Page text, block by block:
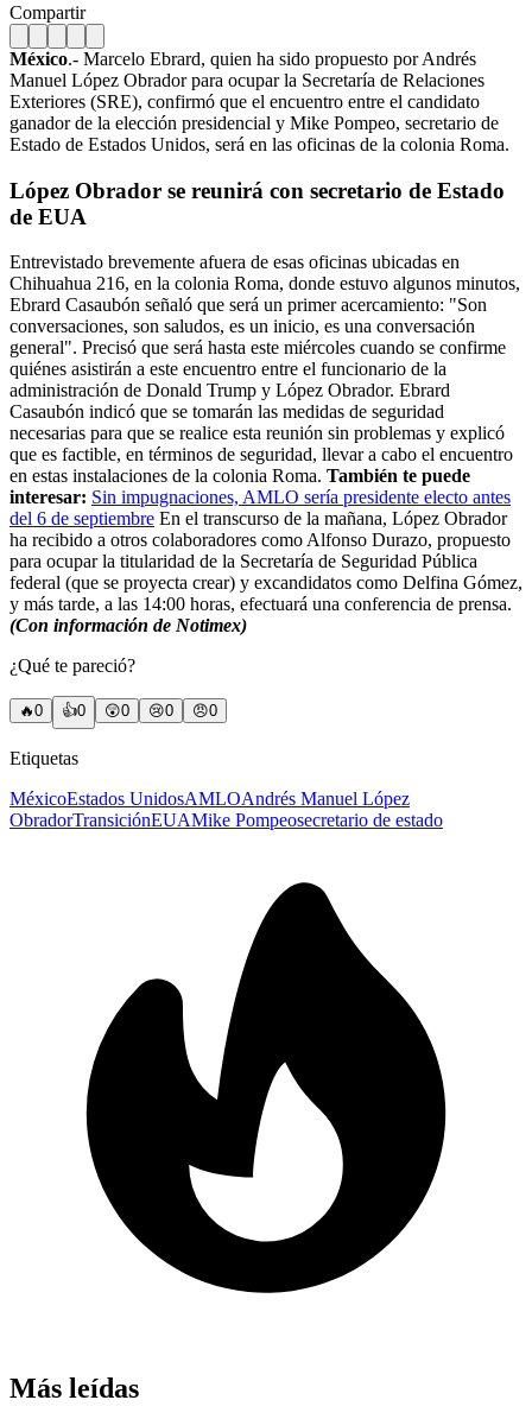
Compartir
México.- Marcelo Ebrard, quien ha sido propuesto por Andrés
Manuel López Obrador para ocupar la Secretaría de Relaciones
Exteriores (SRE), confirmó que el encuentro entre el candidato
ganador de la elección presidencial y Mike Pompeo, secretario de
Estado de Estados Unidos, será en las oficinas de la colonia Roma.
López Obrador se reunirá con secretario de Estado
de EUA
Entrevistado brevemente afuera de esas oficinas ubicadas en
Chihuahua 216, en la colonia Roma, donde estuvo algunos minutos,
Ebrard Casaubón señaló que será un primer acercamiento: "Son
conversaciones, son saludos, es un inicio, es una conversación
general". Precisó que será hasta este miércoles cuando se confirme
quiénes asistirán a este encuentro entre el funcionario de la
administración de Donald Trump y López Obrador. Ebrard
Casaubón indicó que se tomarán las medidas de seguridad
necesarias para que se realice esta reunión sin problemas y explicó
que es factible, en términos de seguridad, llevar a cabo el encuentro
en estas instalaciones de la colonia Roma. También te puede
interesar: Sin impugnaciones, AMLO sería presidente electo antes
del 6 de septiembre En el transcurso de la mañana, López Obrador
ha recibido a otros colaboradores como Alfonso Durazo, propuesto
para ocupar la titularidad de la Secretaría de Seguridad Pública
federal (que se proyecta crear) y excandidatos como Delfina Gómez,
y más tarde, a las 14:00 horas, efectuará una conferencia de prensa.
(Con información de Notimex)
¿Qué te pareció?
🔥0 👍0 😲0 😢0 😠0
Etiquetas
MéxicoEstados UnidosAMLOAndrés Manuel López
ObradorTransiciónEUAMike Pompeosecretario de estado
Más leídas